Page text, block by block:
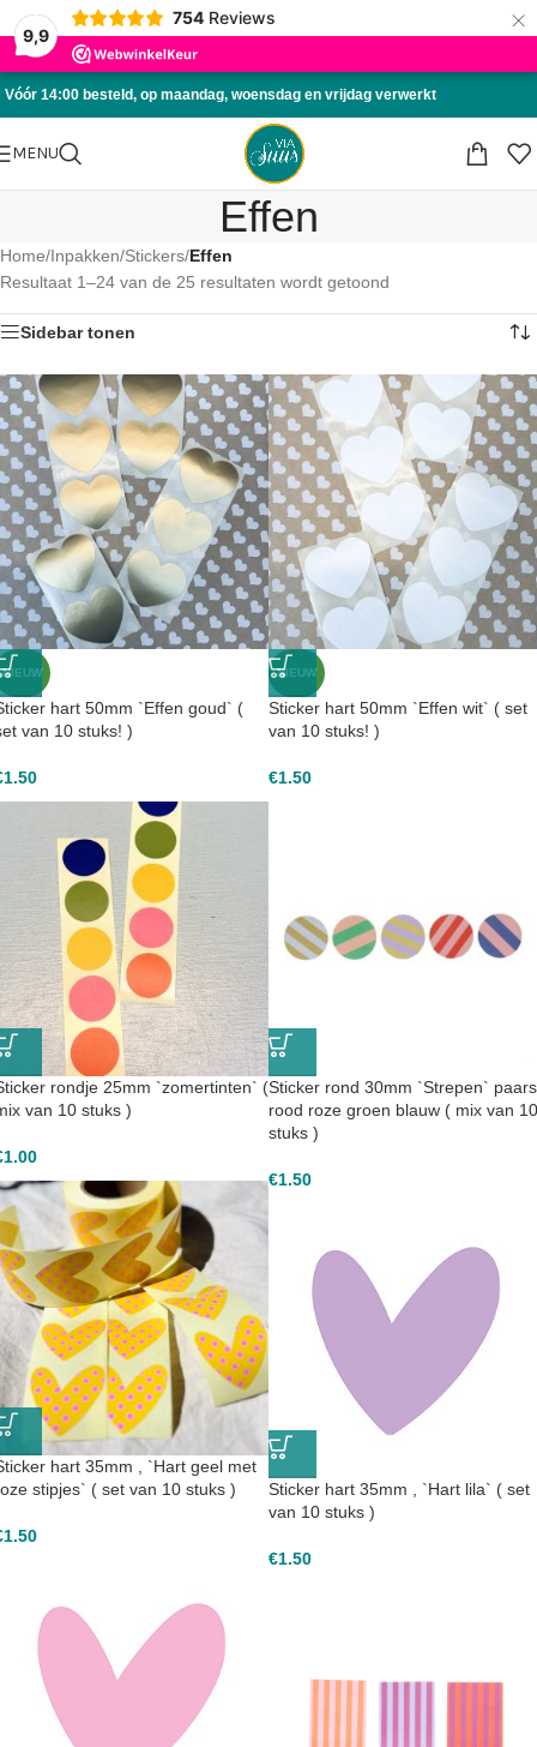
9,9
754 Reviews ×
Skip to navigation
Skip to main content
Vóór 14:00 besteld, op maandag, woensdag en vrijdag verwerkt
MENU
Effen
Home/Inpakken/Stickers/Effen
Resultaat 1–24 van de 25 resultaten wordt getoond
Sidebar tonen
NIEUW
hart 50mm `Effen goud` (
van 10 stuks! )
1.50
NIEUW
Sticker hart 50mm `Effen wit` ( set
van 10 stuks! )
€1.50
rondje 25mm `zomertinten` (
van 10 stuks )
1.00
Sticker rond 30mm `Strepen` paars
rood roze groen blauw ( mix van 10
stuks )
€1.50
hart 35mm , `Hart geel met
stipjes` ( set van 10 stuks )
1.50
Sticker hart 35mm , `Hart lila` ( set
van 10 stuks )
€1.50